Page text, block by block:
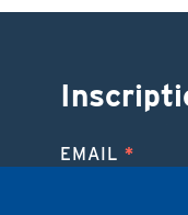
EMAIL